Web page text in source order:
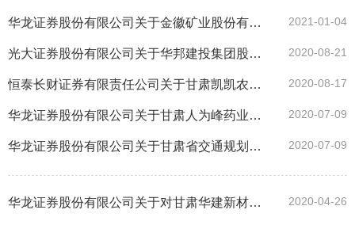
华龙证券股份有限公司关于金徽矿业股份有限公司首次公开发行A股股票并上市辅导备案的申请报告 2021-01-04
光大证券股份有限公司关于华邦建投集团股份有限公司首次公开发行股票并上市辅导备案的申请报告 2020-08-21
恒泰长财证券有限责任公司关于甘肃凯凯农业科技发展股份有限公司公开发行股票并在精选层挂牌辅导备案登记的申请 2020-08-17
华龙证券股份有限公司关于甘肃人为峰药业股份有限公司首次公开发行股票并在精选层挂牌辅导备案的申请报告 2020-07-09
华龙证券股份有限公司关于甘肃省交通规划勘察设计院股份有限公司首次公开发行股票并在精选层挂牌辅导备案的申请报告 2020-07-09
华龙证券股份有限公司关于对甘肃华建新材料股份有限公司首次公开发行A股股票并上市辅导备案的申请报告 2020-04-26